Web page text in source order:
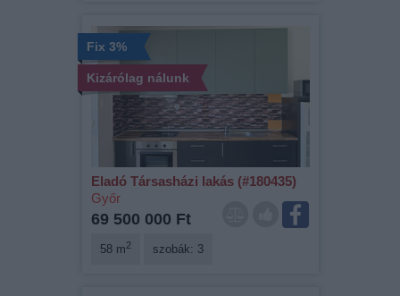
Fix 3%
Kizárólag nálunk
Eladó Társasházi lakás (#180435)
Győr
69 500 000 Ft
58 m2 szobák: 3